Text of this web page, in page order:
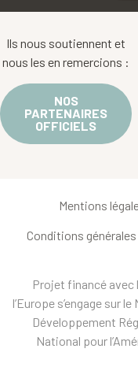
Ils nous soutiennent et
nous les en remercions :
NOS
PARTENAIRES
OFFICIELS
Mentions
Conditions
Projet financé avec
l’Europe s’engage sur
Développement
National pour